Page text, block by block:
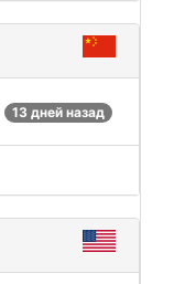
13 дней назад